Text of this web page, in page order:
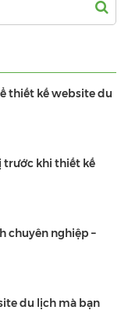
thiết kế website du
trước khi thiết kế
chuyên nghiệp –
du lịch mà bạn